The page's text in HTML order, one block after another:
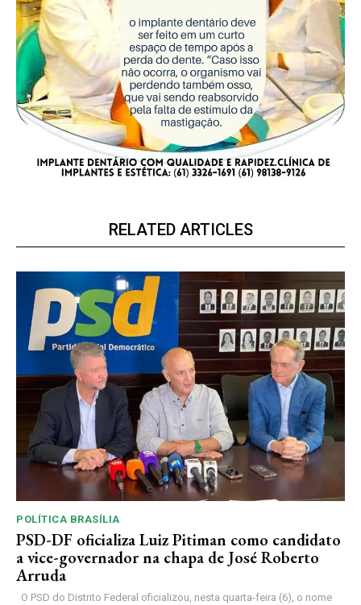
RELATED ARTICLES
POLÍTICA BRASÍLIA
PSD-DF oficializa Luiz Pitiman como candidato
a vice-governador na chapa de José Roberto
Arruda